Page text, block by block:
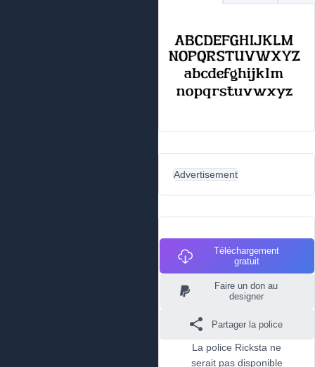
Advertisement
Téléchargement
gratuit
Faire un don au
designer
Partager la police
La police Ricksta ne
serait pas disponible